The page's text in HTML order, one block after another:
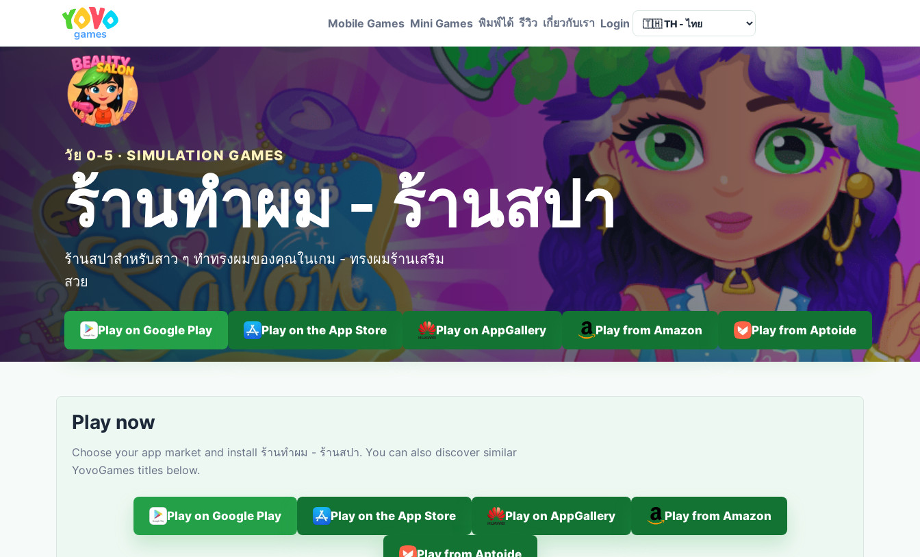
Mobile Games Mini Games พิมพ์ได้ รีวิว เกี่ยวกับเรา Login Language
วัย 0-5 · SIMULATION GAMES
ร้านทำผม - ร้านสปา
ร้านสปาสำหรับสาว ๆ ทำทรงผมของคุณในเกม - ทรงผมร้านเสริม
สวย
Play on Google Play Play on the App Store Play on AppGallery Play from Amazon Play from Aptoide
Play now
Choose your app market and install ร้านทำผม - ร้านสปา. You can also discover similar
YovoGames titles below.
Play on Google Play Play on the App Store Play on AppGallery Play from Amazon
Play from Aptoide